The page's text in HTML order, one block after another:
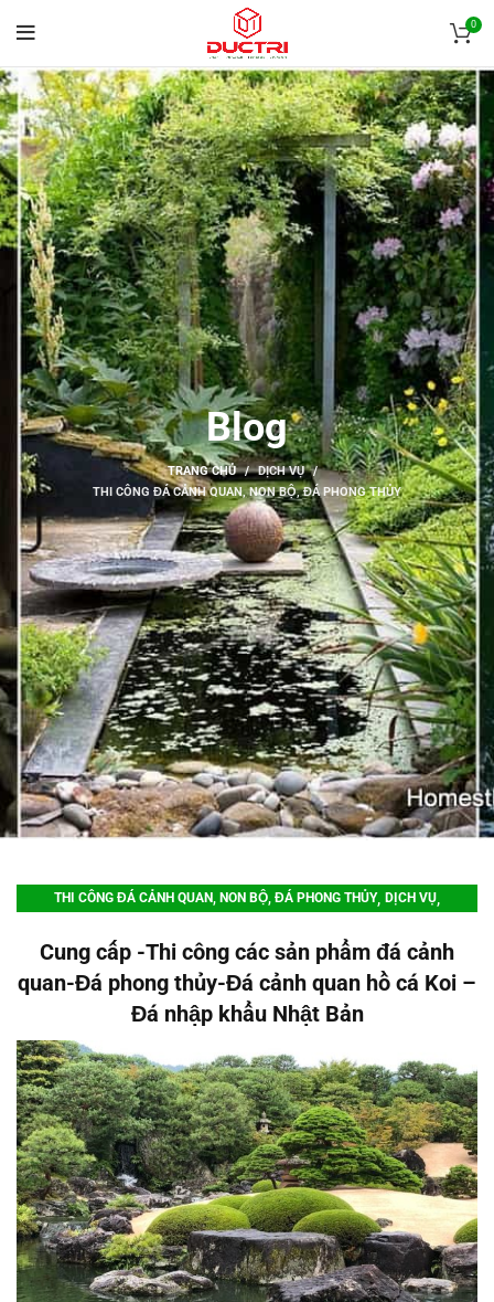
0
Blog
TRANG CHỦ
DỊCH VỤ
THI CÔNG ĐÁ CẢNH QUAN, NON BỘ, ĐÁ PHONG THỦY
THI CÔNG ĐÁ CẢNH QUAN, NON BỘ, ĐÁ PHONG THỦY, DỊCH VỤ,
THIẾT KẾ - THI CÔNG CẢNH QUAN SÂN VƯỜN BIỆT THỰ,
THIẾT KẾ - THI CÔNG HỒ CÁ KOI
Cung cấp -Thi công các sản phẩm đá cảnh
quan-Đá phong thủy-Đá cảnh quan hồ cá Koi –
Đá nhập khẩu Nhật Bản